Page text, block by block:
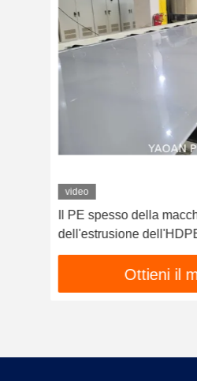
video
Il PE spesso della
dell'estrusione
materiale
Ottieni il